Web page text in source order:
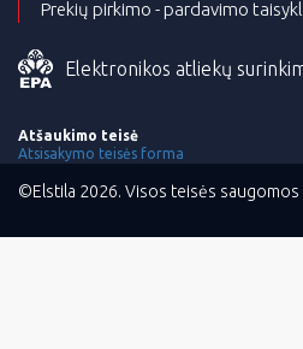
Prekių pirkimo - pardavimo
Elektronikos atliekų
Atšaukimo teisė
Atsisakymo teisės forma
©Elstila 2026. Visos teisės saugomos